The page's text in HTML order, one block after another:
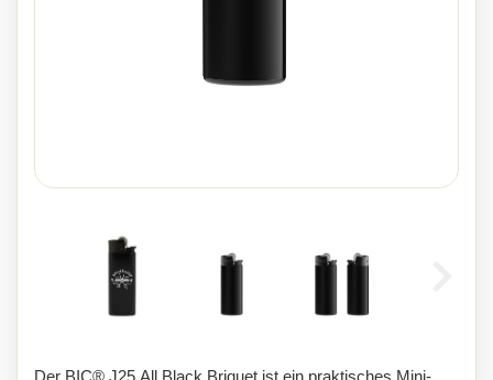
Der BIC® J25 All Black Briquet ist ein praktisches Mini-